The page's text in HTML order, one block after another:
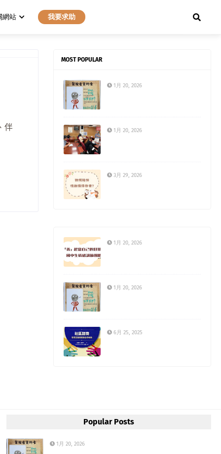
網站 我要求助
伴
MOST POPULAR
1月 20, 2026
1月 20, 2026
3月 29, 2026
1月 20, 2026
1月 20, 2026
6月 25, 2025
Popular Posts
1月 20, 2026